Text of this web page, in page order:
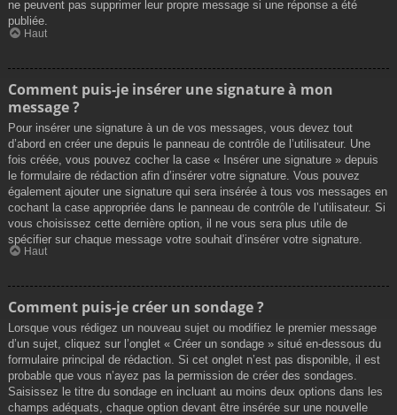
ne peuvent pas supprimer leur propre message si une réponse a été
publiée.
Haut
Comment puis-je insérer une signature à mon
message ?
Pour insérer une signature à un de vos messages, vous devez tout
d’abord en créer une depuis le panneau de contrôle de l’utilisateur. Une
fois créée, vous pouvez cocher la case « Insérer une signature » depuis
le formulaire de rédaction afin d’insérer votre signature. Vous pouvez
également ajouter une signature qui sera insérée à tous vos messages en
cochant la case appropriée dans le panneau de contrôle de l’utilisateur. Si
vous choisissez cette dernière option, il ne vous sera plus utile de
spécifier sur chaque message votre souhait d’insérer votre signature.
Haut
Comment puis-je créer un sondage ?
Lorsque vous rédigez un nouveau sujet ou modifiez le premier message
d’un sujet, cliquez sur l’onglet « Créer un sondage » situé en-dessous du
formulaire principal de rédaction. Si cet onglet n’est pas disponible, il est
probable que vous n’ayez pas la permission de créer des sondages.
Saisissez le titre du sondage en incluant au moins deux options dans les
champs adéquats, chaque option devant être insérée sur une nouvelle